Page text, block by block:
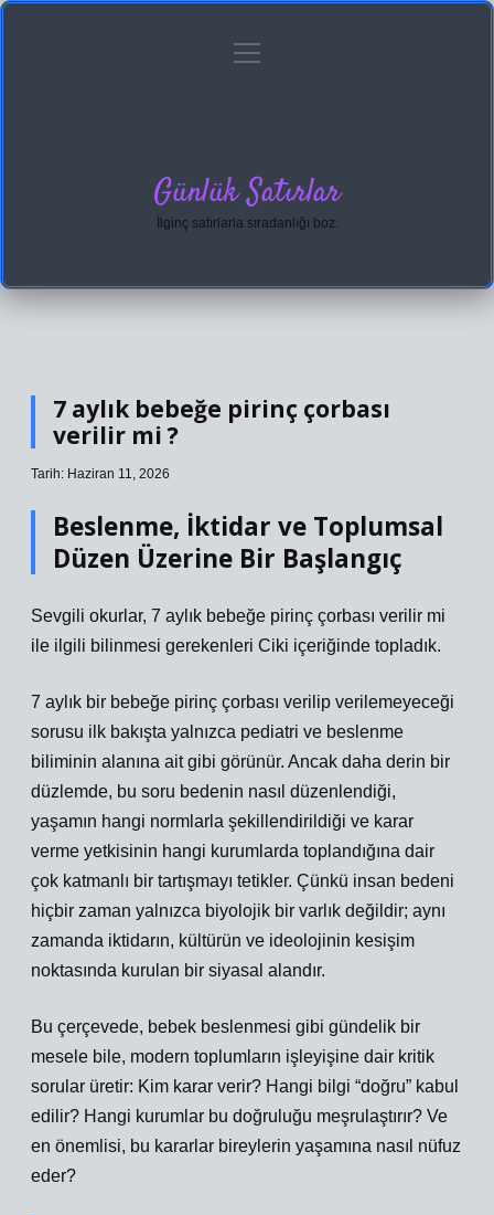
Gizlilik Politikası
menüyü
Günlük Satırlar
İlginç satırlarla sıradanlığı boz.
7 aylık bebeğe pirinç çorbası
verilir mi ?
Tarih: Haziran 11, 2026
Beslenme, İktidar ve Toplumsal
Düzen Üzerine Bir Başlangıç
Sevgili okurlar, 7 aylık bebeğe pirinç çorbası verilir mi
ile ilgili bilinmesi gerekenleri Ciki içeriğinde topladık.
7 aylık bir bebeğe pirinç çorbası verilip verilemeyeceği
sorusu ilk bakışta yalnızca pediatri ve beslenme
biliminin alanına ait gibi görünür. Ancak daha derin bir
düzlemde, bu soru bedenin nasıl düzenlendiği,
yaşamın hangi normlarla şekillendirildiği ve karar
verme yetkisinin hangi kurumlarda toplandığına dair
çok katmanlı bir tartışmayı tetikler. Çünkü insan bedeni
hiçbir zaman yalnızca biyolojik bir varlık değildir; aynı
zamanda iktidarın, kültürün ve ideolojinin kesişim
noktasında kurulan bir siyasal alandır.
Bu çerçevede, bebek beslenmesi gibi gündelik bir
mesele bile, modern toplumların işleyişine dair kritik
sorular üretir: Kim karar verir? Hangi bilgi “doğru” kabul
edilir? Hangi kurumlar bu doğruluğu meşrulaştırır? Ve
en önemlisi, bu kararlar bireylerin yaşamına nasıl nüfuz
eder?